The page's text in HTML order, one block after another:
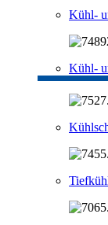
Kühl-
Kühl-